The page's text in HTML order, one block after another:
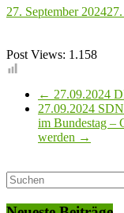
27. September 2024
Post Views: 1.158
← 27.09.2024
27.09.2024
im Bundestag –
werden →